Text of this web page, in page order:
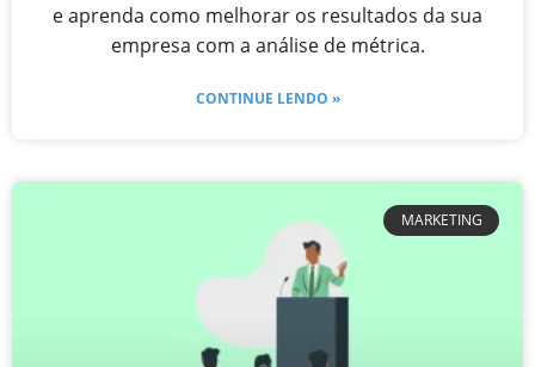
e aprenda como melhorar os resultados da sua
empresa com a análise de métrica.
CONTINUE LENDO »
MARKETING